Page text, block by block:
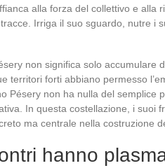
alla forza del collettivo e alla
Irriga il suo sguardo, nutre i
non significa solo accumulare
territori forti abbiano permesso
Pésery non ha nulla del semplice
In questa costellazione, i suoi
ma centrale nella costruzione
hanno